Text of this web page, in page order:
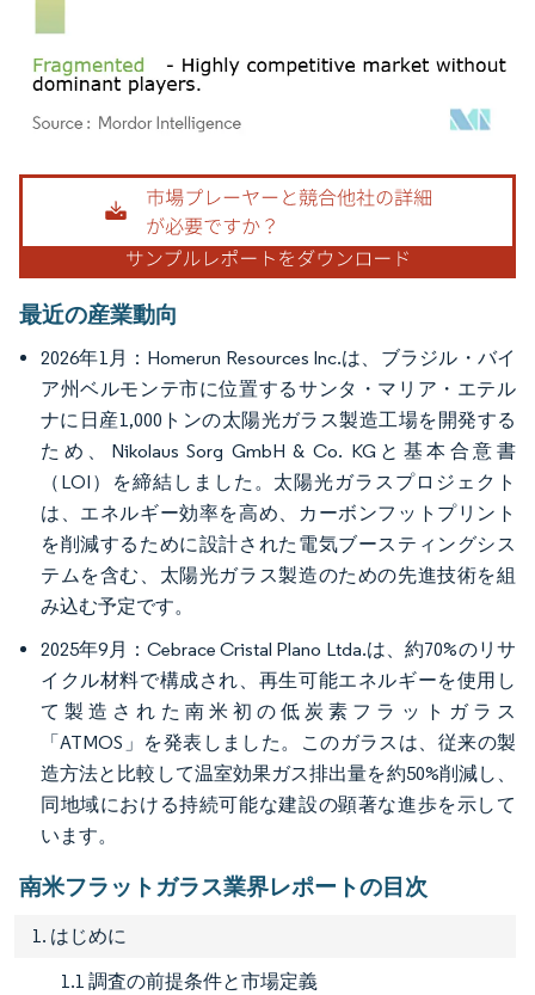
画像 © Mordor Intelligence。再利用にはCC BY 4.0の表示が必要です。
最近の産業動向
2026年1月：Homerun Resources Inc.は、ブラジル・バイ
ア州ベルモンテ市に位置するサンタ・マリア・エテル
ナに日産1,000トンの太陽光ガラス製造工場を開発する
ため、Nikolaus Sorg GmbH & Co. KGと基本合意書
（LOI）を締結しました。太陽光ガラスプロジェクト
は、エネルギー効率を高め、カーボンフットプリント
を削減するために設計された電気ブースティングシス
テムを含む、太陽光ガラス製造のための先進技術を組
み込む予定です。
2025年9月：Cebrace Cristal Plano Ltda.は、約70%のリサ
イクル材料で構成され、再生可能エネルギーを使用し
て製造された南米初の低炭素フラットガラス
「ATMOS」を発表しました。このガラスは、従来の製
造方法と比較して温室効果ガス排出量を約50%削減し、
同地域における持続可能な建設の顕著な進歩を示して
います。
南米フラットガラス業界レポートの目次
1. はじめに
1.1 調査の前提条件と市場定義